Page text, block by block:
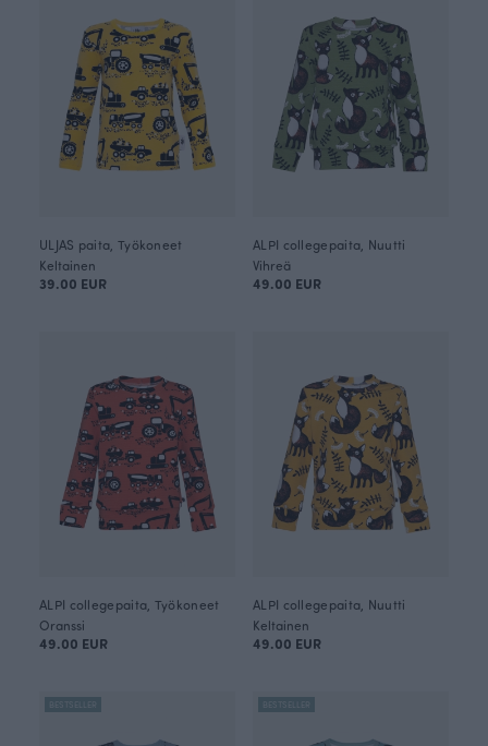
ULJAS paita, Työkoneet
Keltainen
39.00 EUR
ALPI collegepaita, Nuutti
Vihreä
49.00 EUR
ALPI collegepaita, Työkoneet
Oranssi
49.00 EUR
ALPI collegepaita, Nuutti
Keltainen
49.00 EUR
BESTSELLER BESTSELLER